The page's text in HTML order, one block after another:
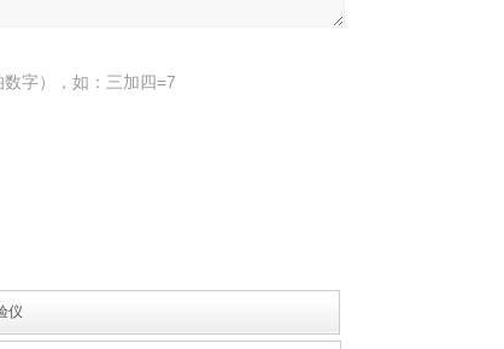
字），如：三加四=7
仪